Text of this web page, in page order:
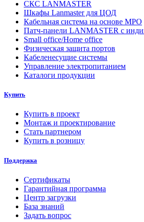
СКС LANMASTER
Шкафы Lanmaster для ЦОД
Кабельная система на основе MPO
Патч-панели LANMASTER с
Small office/Home office
Физическая защита портов
Кабеленесущие системы
Управление электропитанием
Каталоги продукции
Купить
Купить в проект
Монтаж и проектирование
Стать партнером
Купить в розницу
Поддержка
Сертификаты
Гарантийная программа
Центр загрузки
База знаний
Задать вопрос